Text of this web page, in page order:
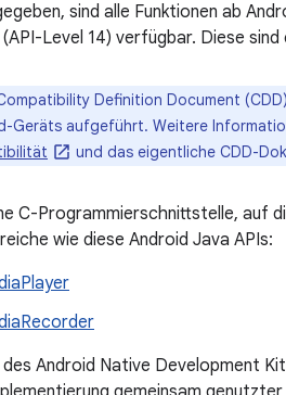
sind alle Funktionen ab
Level 14) verfügbar. Diese
Definition Document
Geräts aufgeführt. Weitere
und das eigentliche CDD-
C-Programmierschnittstelle, auf
wie diese Android Java APIs:
des Android Native Development